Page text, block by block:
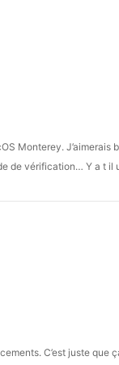
Monterey. J’aimerais
de vérification… Y a t il
C’est juste que